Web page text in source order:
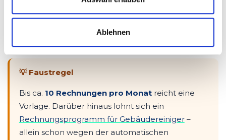
Ablehnen
E-Rechnung-ready (XRechnung+ZUGFeRD
DATEV-Export mit einem Klick
und Zeitdaten
💡 Faustregel
Bis ca. 10 Rechnungen pro Monatreicht eine
Vorlage. Darüber hinaus lohnt sich ein
Rechnungsprogramm für Gebäudereiniger–
allein schon wegen der automatischen